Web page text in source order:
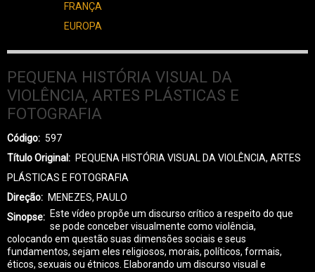
FRANÇA
EUROPA
PEQUENA HISTÓRIA VISUAL DA
VIOLÊNCIA, ARTES PLÁSTICAS E
FOTOGRAFIA
Código
597
Título Original
PEQUENA HISTÓRIA VISUAL DA VIOLÊNCIA, ARTES
PLÁSTICAS E FOTOGRAFIA
Direção
MENEZES, PAULO
Sinopse
Este vídeo propõe um discurso crítico a respeito do que
se pode conceber visualmente como violência,
colocando em questão suas dimensões sociais e seus
fundamentos, sejam eles religiosos, morais, políticos, formais,
éticos, sexuais ou étnicos. Elaborando um discurso visual e